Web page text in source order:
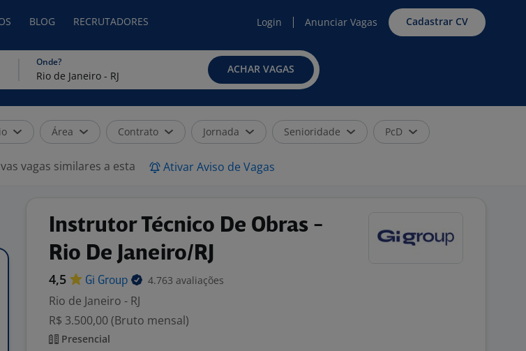
BLOG RECRUTADORES Login Anunciar Vagas Cadastrar CV
Onde?
ACHAR VAGAS
Área Contrato Jornada Senioridade PcD
vagas similares a esta Ativar Aviso de Vagas
Instrutor Técnico De Obras -
Rio De Janeiro/RJ
4,5 Gi Group 4.763 avaliações
Rio de Janeiro - RJ
R$ 3.500,00 (Bruto mensal)
Presencial